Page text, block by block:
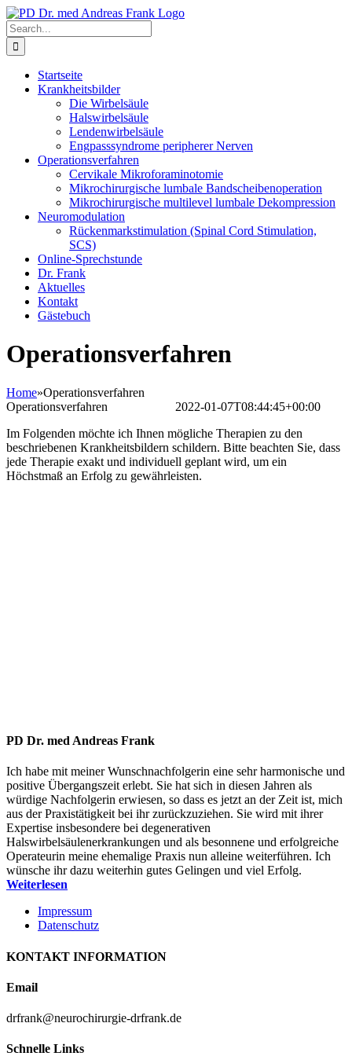
Skip
to
content
Search
for:
Startseite
Krankheitsbilder
Die Wirbelsäule
Halswirbelsäule
Lendenwirbelsäule
Engpasssyndrome peripherer Nerven
Operationsverfahren
Cervikale Mikroforaminotomie
Mikrochirurgische lumbale Bandscheibenoperation
Mikrochirurgische multilevel lumbale Dekompression
Neuromodulation
Rückenmarkstimulation (Spinal Cord Stimulation,
SCS)
Online-Sprechstunde
Dr. Frank
Aktuelles
Kontakt
Gästebuch
Operationsverfahren
Home»Operationsverfahren
Operationsverfahren
2022-01-07T08:44:45+00:00
Im Folgenden möchte ich Ihnen mögliche Therapien zu den
beschriebenen Krankheitsbildern schildern. Bitte beachten Sie, dass
jede Therapie exakt und individuell geplant wird, um ein
Höchstmaß an Erfolg zu gewährleisten.
PD Dr. med Andreas Frank
Ich habe mit meiner Wunschnachfolgerin eine sehr harmonische und
positive Übergangszeit erlebt. Sie hat sich in diesen Jahren als
würdige Nachfolgerin erwiesen, so dass es jetzt an der Zeit ist, mich
aus der Praxistätigkeit bei ihr zurückzuziehen. Sie wird mit ihrer
Expertise insbesondere bei degenerativen
Halswirbelsäulenerkrankungen und als besonnene und erfolgreiche
Operateurin meine ehemalige Praxis nun alleine weiterführen. Ich
wünsche ihr dazu weiterhin gutes Gelingen und viel Erfolg.
Weiterlesen
Impressum
Datenschutz
KONTAKT INFORMATION
Email
drfrank@neurochirurgie-drfrank.de
Schnelle Links